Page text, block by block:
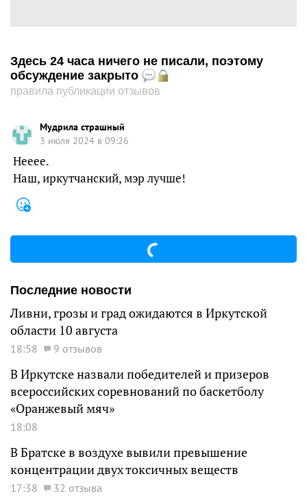
Здесь 24 часа ничего не писали, поэтому
обсуждение закрыто
правила публикации отзывов
Мудрила страшный
3 июля 2024 в 09:26
Нееее.
Наш, иркутчанский, мэр лучше!
Последние новости
Ливни, грозы и град ожидаются в Иркутской
области 10 августа
18:58 9 отзывов
В Иркутске назвали победителей и призеров
всероссийских соревнований по баскетболу
«Оранжевый мяч»
18:08
В Братске в воздухе вывили превышение
концентрации двух токсичных веществ
17:38 32 отзыва